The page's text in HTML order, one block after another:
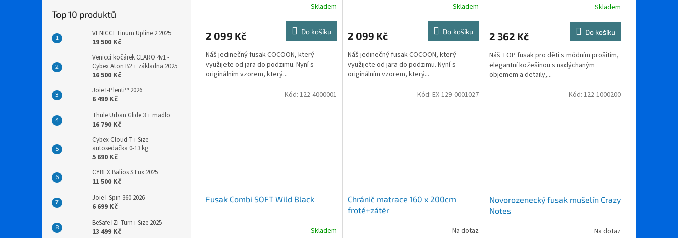
Top 10 produktů
VENICCI Tinum Upline 2 2025
19 500 Kč
Venicci kočárek CLARO 4v1 -
Cybex Aton B2 + základna 2025
16 500 Kč
Joie I-Plenti™ 2026
6 499 Kč
Thule Urban Glide 3 + madlo
16 790 Kč
Cybex Cloud T i-Size
autosedačka 0-13 kg
5 690 Kč
CYBEX Balios S Lux 2025
11 500 Kč
Joie I-Spin 360 2026
6 699 Kč
BeSafe IZi Turn i-Size 2025
13 499 Kč
Skladem
2 099 Kč Do košíku
Náš jedinečný fusak COCOON, který
využijete od jara do podzimu. Nyní s
originálním vzorem, který...
Skladem
2 099 Kč Do košíku
Náš jedinečný fusak COCOON, který
využijete od jara do podzimu. Nyní s
originálním vzorem, který...
Skladem
2 362 Kč Do košíku
Náš TOP fusak pro děti s módním prošitím,
elegantní kožešinou s nadýchaným
objemem a detaily,...
Fusak Combi SOFT Wild Black
Skladem
Kód: 122-4000001
Chránič matrace 160 x 200cm
froté+zátěr
Na dotaz
Kód: EX-129-0001027
Novorozenecký fusak mušelín Crazy
Notes
Na dotaz
Kód: 122-1000200